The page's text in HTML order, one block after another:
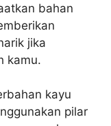
bahan
jika
kamu.
kayu
pilar